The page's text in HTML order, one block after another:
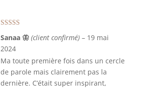
sur 5
Sanaa 🦋 (client confirmé) – 19 mai
2024
Ma toute première fois dans un cercle
de parole mais clairement pas la
dernière. C’était super inspirant,